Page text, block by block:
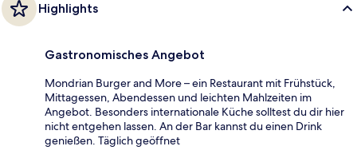
Highlights
Gastronomisches Angebot
Mondrian Burger and More – ein Restaurant mit Frühstück,
Mittagessen, Abendessen und leichten Mahlzeiten im
Angebot. Besonders internationale Küche solltest du dir hier
nicht entgehen lassen. An der Bar kannst du einen Drink
genießen. Täglich geöffnet